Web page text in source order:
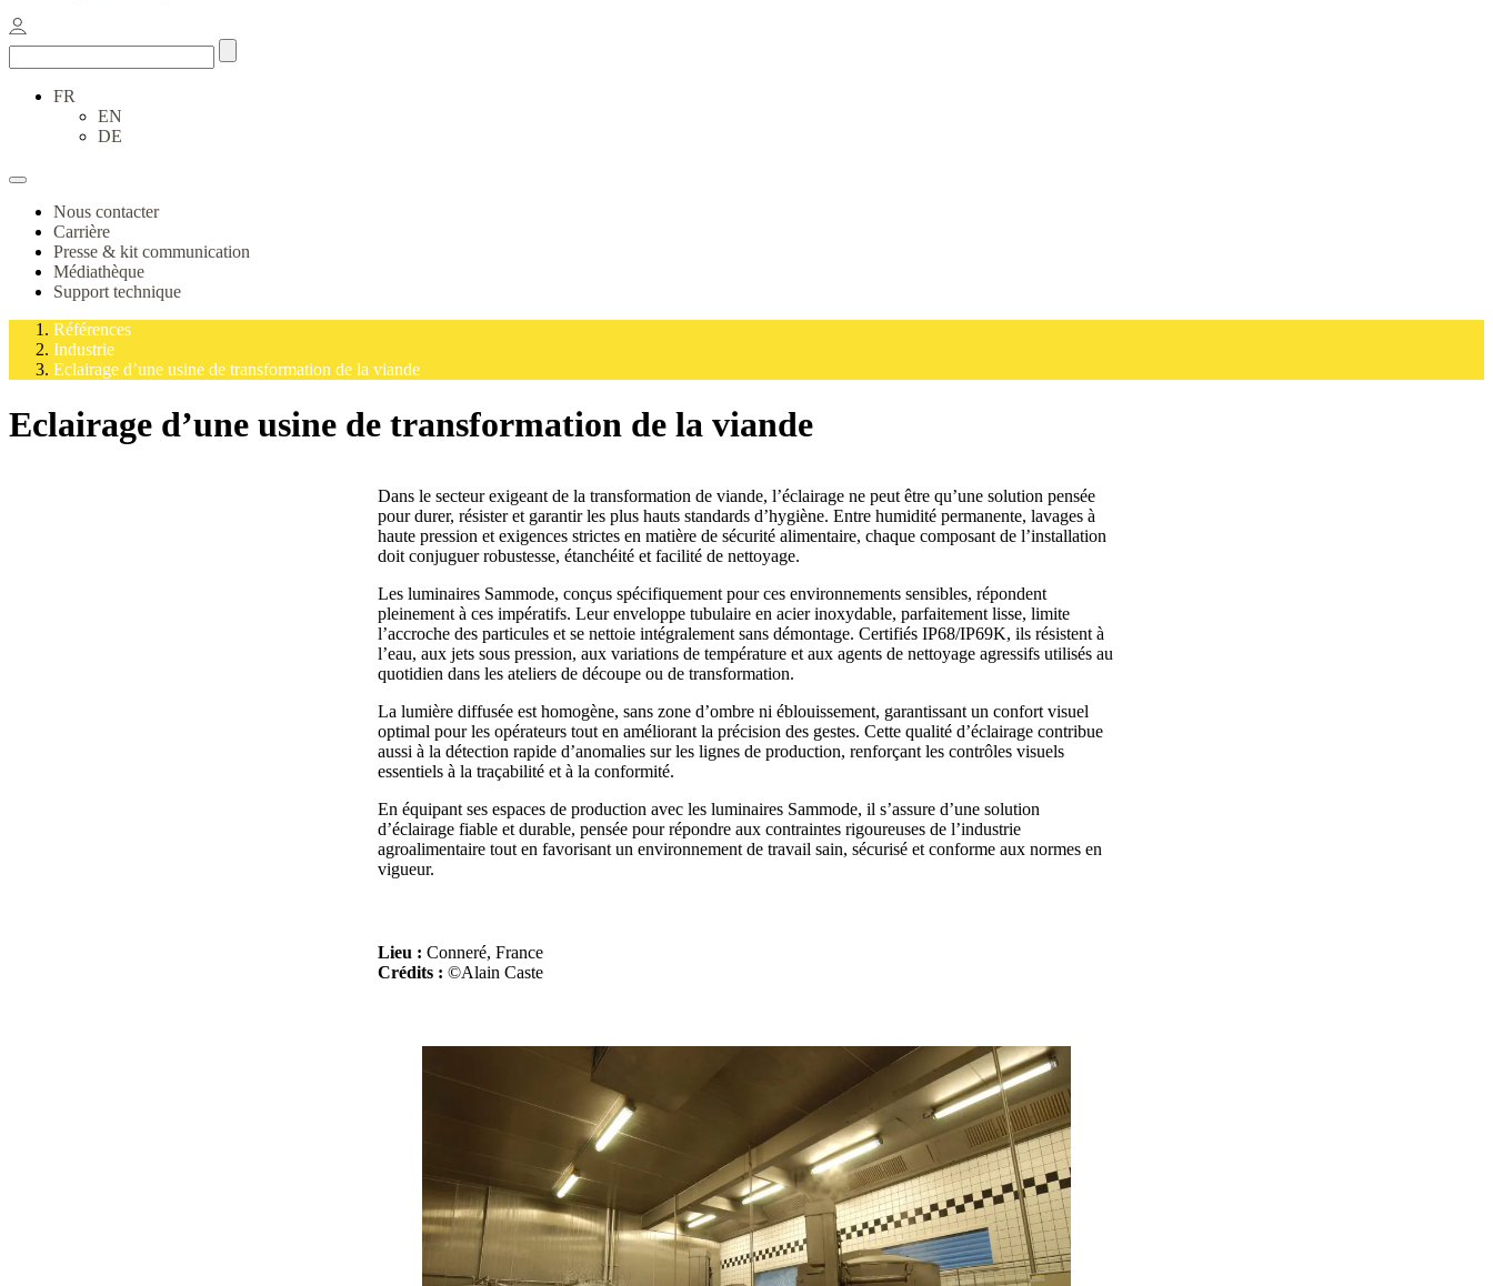
FR
EN
DE
Nous contacter
Carrière
Presse & kit communication
Médiathèque
Support technique
Références
Industrie
Eclairage d’une usine de transformation de la viande
Eclairage d’une usine de transformation de la viande
Dans le secteur exigeant de la transformation de viande, l’éclairage ne peut être qu’une solution pensée
pour durer, résister et garantir les plus hauts standards d’hygiène. Entre humidité permanente, lavages à
haute pression et exigences strictes en matière de sécurité alimentaire, chaque composant de l’installation
doit conjuguer robustesse, étanchéité et facilité de nettoyage.
Les luminaires Sammode, conçus spécifiquement pour ces environnements sensibles, répondent
pleinement à ces impératifs. Leur enveloppe tubulaire en acier inoxydable, parfaitement lisse, limite
l’accroche des particules et se nettoie intégralement sans démontage. Certifiés IP68/IP69K, ils résistent à
l’eau, aux jets sous pression, aux variations de température et aux agents de nettoyage agressifs utilisés au
quotidien dans les ateliers de découpe ou de transformation.
La lumière diffusée est homogène, sans zone d’ombre ni éblouissement, garantissant un confort visuel
optimal pour les opérateurs tout en améliorant la précision des gestes. Cette qualité d’éclairage contribue
aussi à la détection rapide d’anomalies sur les lignes de production, renforçant les contrôles visuels
essentiels à la traçabilité et à la conformité.
En équipant ses espaces de production avec les luminaires Sammode, il s’assure d’une solution
d’éclairage fiable et durable, pensée pour répondre aux contraintes rigoureuses de l’industrie
agroalimentaire tout en favorisant un environnement de travail sain, sécurisé et conforme aux normes en
vigueur.
Lieu : Conneré, France
Crédits : ©Alain Caste